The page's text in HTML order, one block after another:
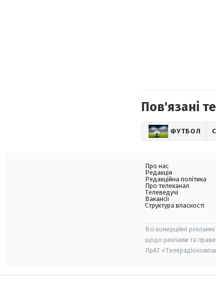
Пов'язані
ФУТБОЛ
Про нас
Редакція
Редакційна політика
Про телеканал
Телеведучі
Вакансії
Структура власності
Всі комерційні
щодо реклами та
ПрАТ